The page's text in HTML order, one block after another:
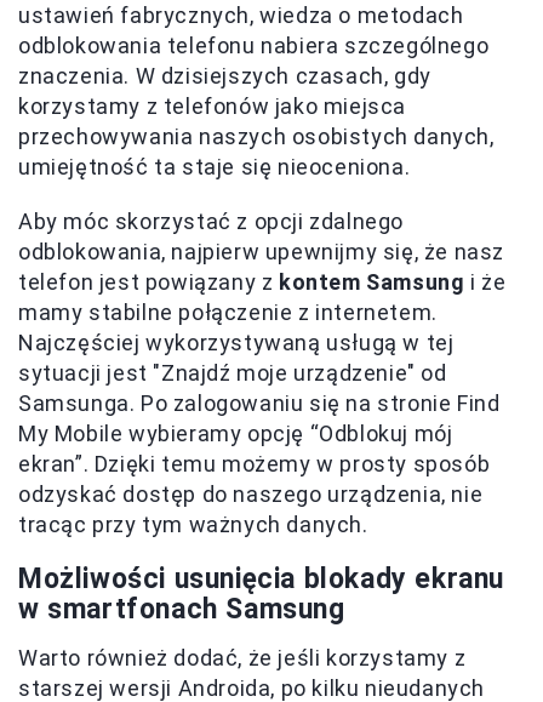
ustawień fabrycznych, wiedza o metodach
odblokowania telefonu nabiera szczególnego
znaczenia. W dzisiejszych czasach, gdy
korzystamy z telefonów jako miejsca
przechowywania naszych osobistych danych,
umiejętność ta staje się nieoceniona.
Aby móc skorzystać z opcji zdalnego
odblokowania, najpierw upewnijmy się, że nasz
telefon jest powiązany z kontem Samsung i że
mamy stabilne połączenie z internetem.
Najczęściej wykorzystywaną usługą w tej
sytuacji jest "Znajdź moje urządzenie" od
Samsunga. Po zalogowaniu się na stronie Find
My Mobile wybieramy opcję “Odblokuj mój
ekran”. Dzięki temu możemy w prosty sposób
odzyskać dostęp do naszego urządzenia, nie
tracąc przy tym ważnych danych.
Możliwości usunięcia blokady ekranu
w smartfonach Samsung
Warto również dodać, że jeśli korzystamy z
starszej wersji Androida, po kilku nieudanych